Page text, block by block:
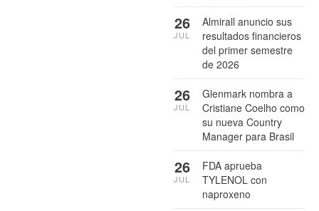
Almirall anuncio sus
resultados financieros
del primer semestre
de 2026
26
JUL
Glenmark nombra a
Cristiane Coelho como
su nueva Country
Manager para Brasil
26
JUL
FDA aprueba
TYLENOL con
naproxeno
26
JUL